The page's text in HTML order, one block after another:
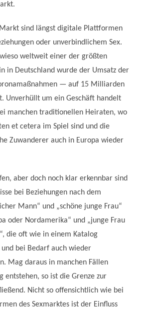
sind längst digitale Plattformen
oder unverbindlichem Sex.
weltweit einer der größten
in Deutschland wurde der Umsatz der
— auf 15 Milliarden
Unverhüllt um ein Geschäft handelt
manchen traditionellen Heiraten, wo
et cetera im Spiel sind und die
Zuwanderer auch in Europa wieder
aber doch noch klar erkennbar sind
bei Beziehungen nach dem
Mann“ und „schöne junge Frau“
oder Nordamerika“ und „junge Frau
die oft wie in einem Katalog
und bei Bedarf auch wieder
Mag daraus in manchen Fällen
entstehen, so ist die Grenze zur
Nicht so offensichtlich wie bei
des Sexmarktes ist der Einfluss